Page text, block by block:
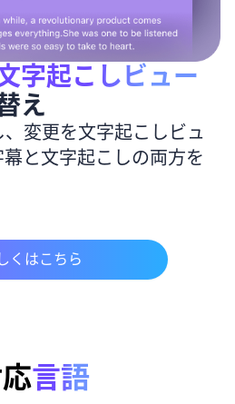
字起こしビュー
え
変更を文字起こしビュ
と文字起こしの両方を
くはこちら
言語